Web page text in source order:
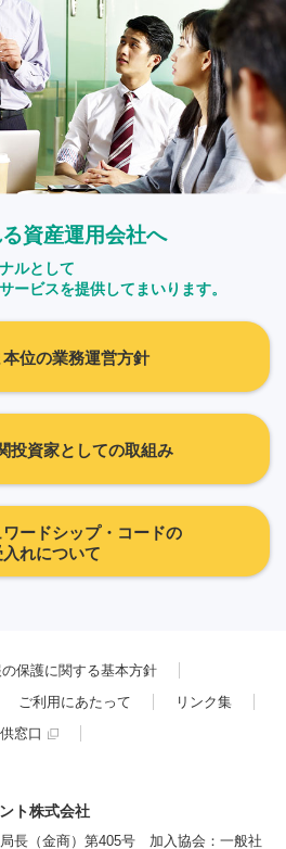
資産運用会社へ
ルとして
ービスを提供してまいります。
位の業務運営方針
投資家としての取組み
ワードシップ・コードの
入れについて
保護に関する基本方針
ご利用にあたって
リンク集
窓口
ト株式会社
長（金商）第405号 加入協会：一般社